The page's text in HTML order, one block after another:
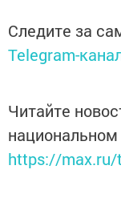
Следите за
Telegram-
Читайте
https://max.ru/